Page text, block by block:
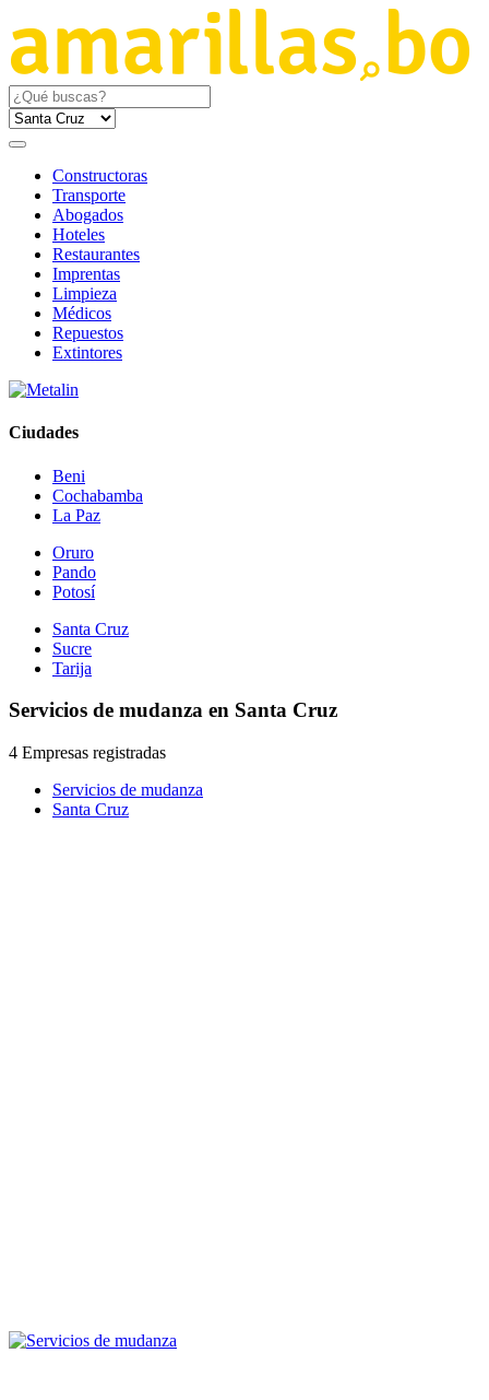
Constructoras
Transporte
Abogados
Hoteles
Restaurantes
Imprentas
Limpieza
Médicos
Repuestos
Extintores
Ciudades
Beni
Cochabamba
La Paz
Oruro
Pando
Potosí
Santa Cruz
Sucre
Tarija
Servicios de mudanza en Santa Cruz
4 Empresas registradas
Servicios de mudanza
Santa Cruz